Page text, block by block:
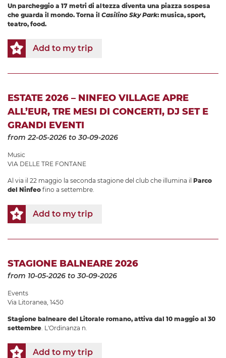
Un parcheggio a 17 metri di altezza diventa una piazza sospesa
che guarda il mondo. Torna il Casilino Sky Park: musica, sport,
teatro, food.
Add to my trip
ESTATE 2026 – NINFEO VILLAGE APRE
ALL’EUR, TRE MESI DI CONCERTI, DJ SET E
GRANDI EVENTI
from 22-05-2026 to 30-09-2026
Music
VIA DELLE TRE FONTANE
Al via il 22 maggio la seconda stagione del club che illumina il Parco
del Ninfeo fino a settembre.
Add to my trip
STAGIONE BALNEARE 2026
from 10-05-2026 to 30-09-2026
Events
Via Litoranea, 1450
Stagione balneare del Litorale romano, attiva dal 10 maggio al 30
settembre. L'Ordinanza n.
Add to my trip